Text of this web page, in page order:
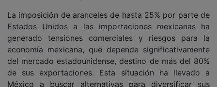
La imposición de aranceles de hasta 25% por parte de
Estados Unidos a las importaciones mexicanas ha
generado tensiones comerciales y riesgos para la
economía mexicana, que depende significativamente
del mercado estadounidense, destino de más del 80%
de sus exportaciones. Esta situación ha llevado a
México a buscar alternativas para diversificar sus